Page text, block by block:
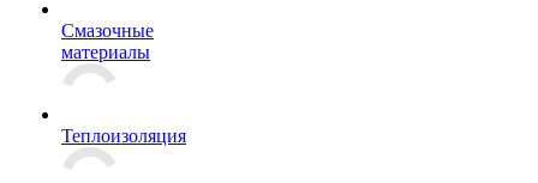
Смазочные
материалы
Теплоизоляция